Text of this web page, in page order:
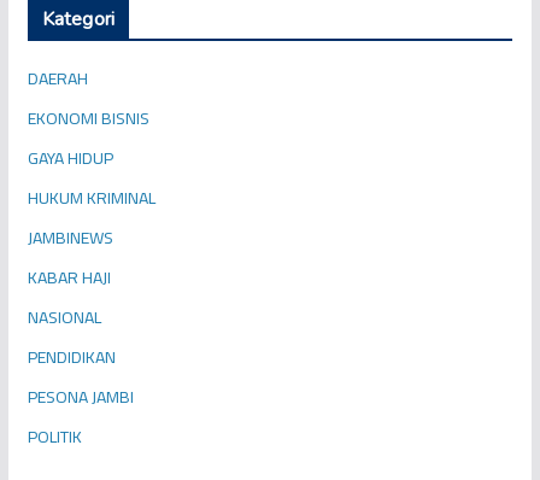
Kategori
DAERAH
EKONOMI BISNIS
GAYA HIDUP
HUKUM KRIMINAL
JAMBINEWS
KABAR HAJI
NASIONAL
PENDIDIKAN
PESONA JAMBI
POLITIK